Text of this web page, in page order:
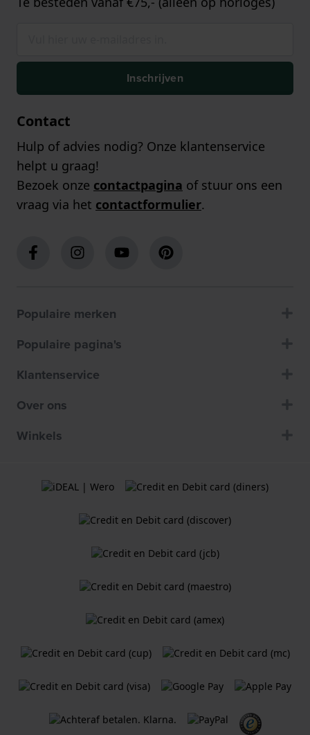
Inschrijven
Contact
Hulp of advies nodig? Onze klantenservice
helpt u graag!
Bezoek onze contactpagina of stuur ons een
vraag via het contactformulier.
Populaire merken
Populaire pagina's
Klantenservice
Over ons
Winkels